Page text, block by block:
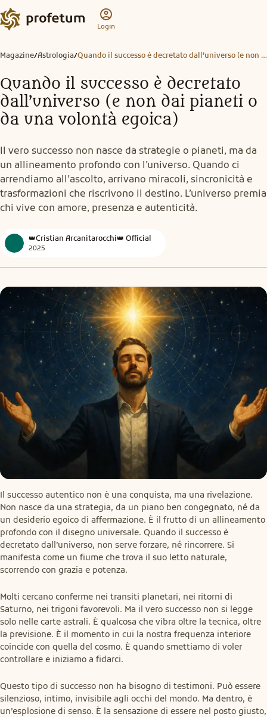
Login
Magazine/Astrologia/ Quando il successo è decretato dall’universo (e non dai pianeti o da una volontà egoica)
Quando il successo è decretato
dall’universo (e non dai pianeti o
da una volontà egoica)
Il vero successo non nasce da strategie o pianeti, ma da
un allineamento profondo con l’universo. Quando ci
arrendiamo all’ascolto, arrivano miracoli, sincronicità e
trasformazioni che riscrivono il destino. L’universo premia
chi vive con amore, presenza e autenticità.
👑Cristian Arcanitarocchi👑 Official
2025
Il successo autentico non è una conquista, ma una rivelazione.
Non nasce da una strategia, da un piano ben congegnato, né da
un desiderio egoico di affermazione. È il frutto di un allineamento
profondo con il disegno universale. Quando il successo è
decretato dall’universo, non serve forzare, né rincorrere. Si
manifesta come un fiume che trova il suo letto naturale,
scorrendo con grazia e potenza.
Molti cercano conferme nei transiti planetari, nei ritorni di
Saturno, nei trigoni favorevoli. Ma il vero successo non si legge
solo nelle carte astrali. È qualcosa che vibra oltre la tecnica, oltre
la previsione. È il momento in cui la nostra frequenza interiore
coincide con quella del cosmo. È quando smettiamo di voler
controllare e iniziamo a fidarci.
Questo tipo di successo non ha bisogno di testimoni. Può essere
silenzioso, intimo, invisibile agli occhi del mondo. Ma dentro, è
un’esplosione di senso. È la sensazione di essere nel posto giusto,